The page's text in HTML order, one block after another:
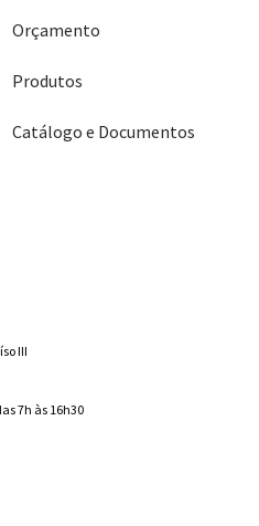
Orçamento
Produtos
Catálogo e Documentos
III
7h às 16h30